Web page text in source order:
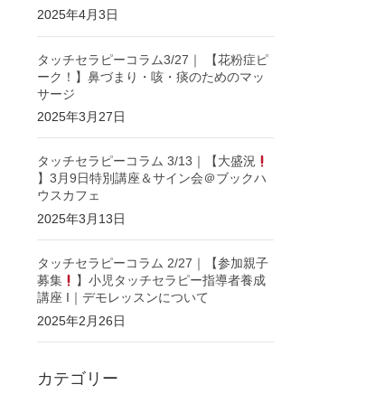
2025年4月3日
タッチセラピーコラム3/27｜ 【花粉症ピ
ーク！】鼻づまり・咳・痰のためのマッ
サージ
2025年3月27日
タッチセラピーコラム 3/13｜【大盛況
】3月9日特別講座＆サイン会＠ブックハ
ウスカフェ
2025年3月13日
タッチセラピーコラム 2/27｜【参加親子
募集
】小児タッチセラピー指導者養成
講座 I｜デモレッスンについて
2025年2月26日
カテゴリー